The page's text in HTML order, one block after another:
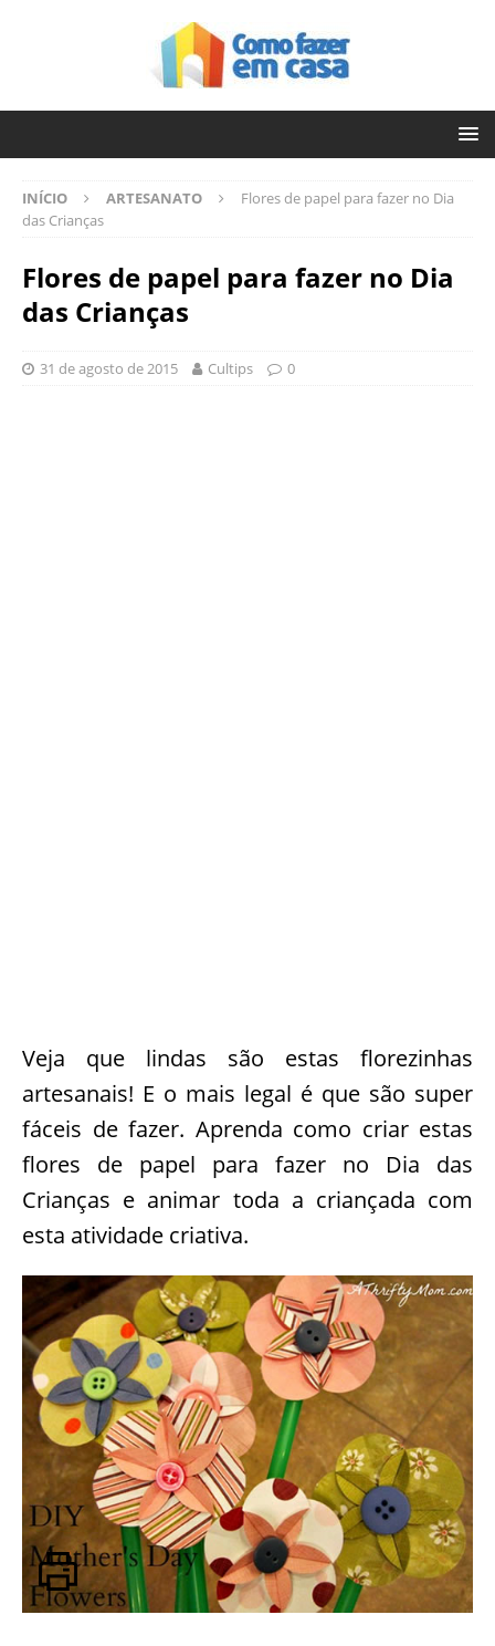
INÍCIO ARTESANATO
Flores de papel para fazer no Dia
das Crianças
Flores de papel para fazer no Dia
das Crianças
31 de agosto de 2015 Cultips 0
Veja que lindas são estas florezinhas
artesanais! E o mais legal é que são super
fáceis de fazer. Aprenda como criar estas
flores de papel para fazer no Dia das
Crianças e animar toda a criançada com
esta atividade criativa.